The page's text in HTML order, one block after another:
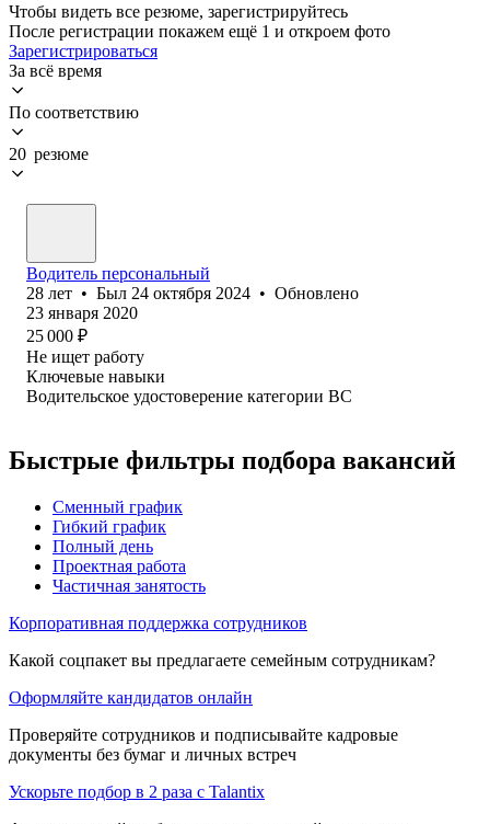
Чтобы видеть все резюме, зарегистрируйтесь
После регистрации покажем ещё 1 и откроем фото
Зарегистрироваться
За всё время
По соответствию
20 резюме
Водитель персональный
28 лет • Был 24 октября 2024 • Обновлено
23 января 2020
25 000 ₽
Не ищет работу
Ключевые навыки
Водительское удостоверение категории BC
Быстрые фильтры подбора вакансий
Сменный график
Гибкий график
Полный день
Проектная работа
Частичная занятость
Корпоративная поддержка сотрудников
Какой соцпакет вы предлагаете семейным сотрудникам?
Оформляйте кандидатов онлайн
Проверяйте сотрудников и подписывайте кадровые
документы без бумаг и личных встреч
Ускорьте подбор в 2 раза с Talantix